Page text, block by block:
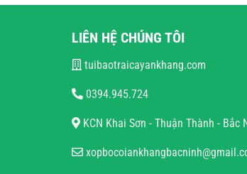
LIÊN HỆ CHÚNG TÔI
tuibaotraicayankhang.com
0394.945.724
KCN Khai Sơn - Thuận Thành - Bắc